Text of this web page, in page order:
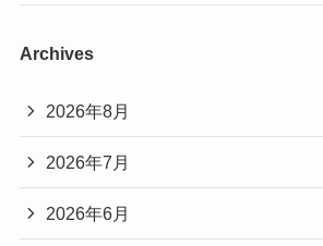
Archives
2026年8月
2026年7月
2026年6月